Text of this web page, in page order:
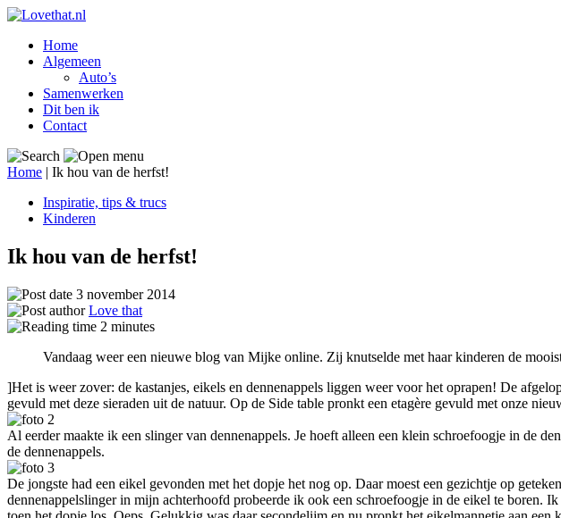
Home
Algemeen
Auto’s
Samenwerken
Dit ben ik
Contact
Home | Ik hou van de herfst!
Inspiratie, tips & trucs
Kinderen
Ik hou van de herfst!
3 november 2014
Love that
2 minutes
Vandaag weer een nieuwe blog van Mijke online. Zij knutselde met haar kinderen de
]Het is weer zover: de kastanjes, eikels en dennenappels liggen weer voor het oprapen! De
gevuld met deze sieraden uit de natuur. Op de Side table pronkt een etagère gevuld met onze
Al eerder maakte ik een slinger van dennenappels. Je hoeft alleen een klein schroefoogje in de
de dennenappels.
De jongste had een eikel gevonden met het dopje het nog op. Daar moest een gezichtje op
dennenappelslinger in mijn achterhoofd probeerde ik ook een schroefoogje in de eikel te